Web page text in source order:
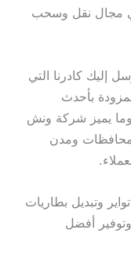
في مجال نقل وسحب
إليك كادرنا التي
بأحدث
وما يميز شركة ونش
محافظات ومدن
وتبديل بطاريات
وتوفير أفضل